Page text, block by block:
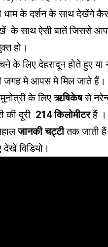
धाम के दर्शन के साथ देखेंगे
रखें के साथ ऐसी बातें जिससे
हो।
के लिए देहरादून होते हुए
जगह मे आपस मे मिल जाते हैं।
के लिएऋषिकेषसे
की दूरी 214 किलोमीटरहैं ।
जानकी चट्टीतक जाती
विडियो।